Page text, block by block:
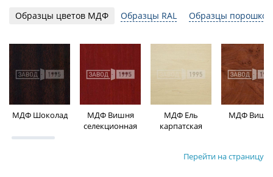
Образцы цветов МДФ Образцы RAL Образцы
МДФ Шоколад
МДФ Вишня
селекционная
МДФ Ель
карпатская
МДФ
Перейти на страницу